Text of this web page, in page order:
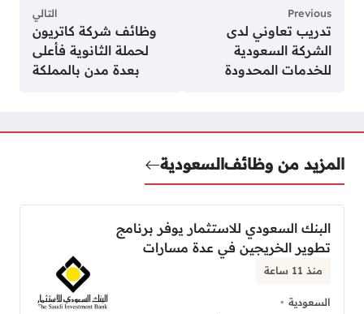
Previous
تدريب تعاوني لدى
الشركة السعودية
للخدمات المحدودة
التالي
وظائف شركة كاتريون
لحملة الثانوية فأعلى
بعدة مدن بالمملكة
المزيد من وظائفالسعودية
البنك السعودي للاستثمار يوفر برنامج
تطوير الخريجين في عدة مسارات
منذ 11 ساعة
السعودية